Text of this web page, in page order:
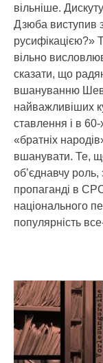
вільніше.
Дзюба виступив
русифікацією?»
вільно
сказати, що
вшануванню
найважливіших
ставлення і в
«братніх
вшанувати. Те,
об’єднавчу роль,
пропаганді в
національного
популярність